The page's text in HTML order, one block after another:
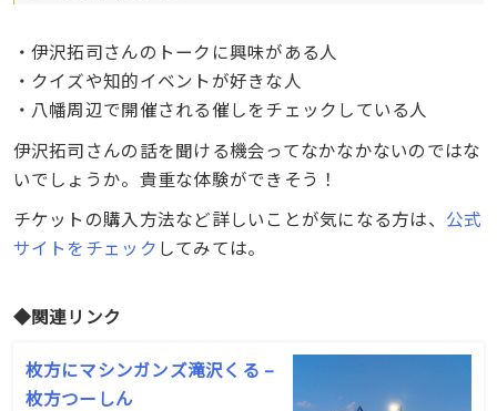
・伊沢拓司さんのトークに興味がある人
・クイズや知的イベントが好きな人
・八幡周辺で開催される催しをチェックしている人
伊沢拓司さんの話を聞ける機会ってなかなかないのではな
いでしょうか。貴重な体験ができそう！
チケットの購入方法など詳しいことが気になる方は、 公式
サイトをチェック してみては。
◆関連リンク
枚方にマシンガンズ滝沢くる –
枚方つーしん